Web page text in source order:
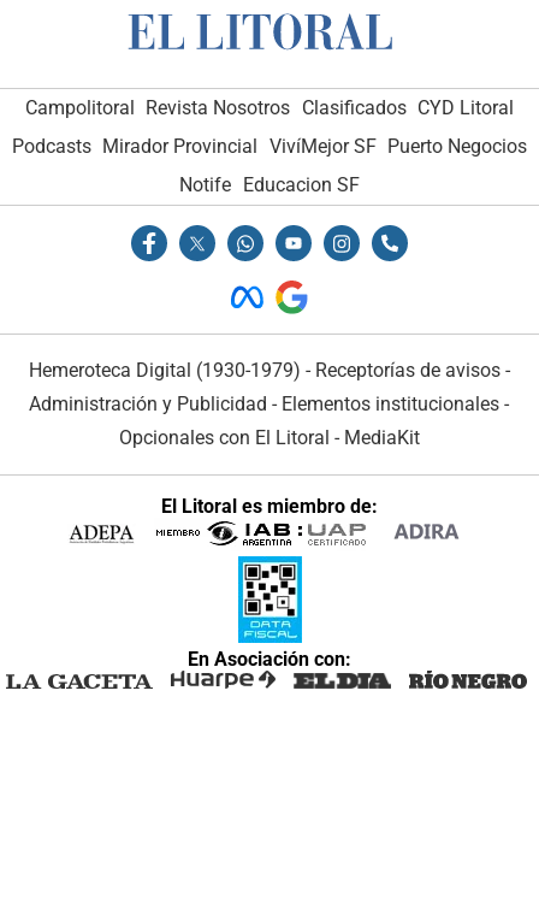
Campolitoral Revista Nosotros Clasificados CYD Litoral
Podcasts Mirador Provincial VivíMejor SF Puerto Negocios
Notife Educacion SF
Hemeroteca Digital (1930-1979) - Receptorías de avisos -
Administración y Publicidad - Elementos institucionales -
Opcionales con El Litoral - MediaKit
El Litoral es miembro de:
En Asociación con: